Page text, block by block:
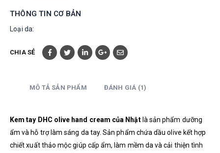
THÔNG TIN CƠ BẢN
Loại da:
CHIA SẺ
MÔ TẢ SẢN PHẨM ĐÁNH GIÁ (1)
Kem tay DHC olive hand cream của Nhậtlà sản phẩm dưỡng
ẩm và hỗ trợ làm sáng da tay. Sản phẩm chứa dầu olive kết hợp
chiết xuất thảo mộc giúp cấp ẩm, làm mềm da và cải thiện tình